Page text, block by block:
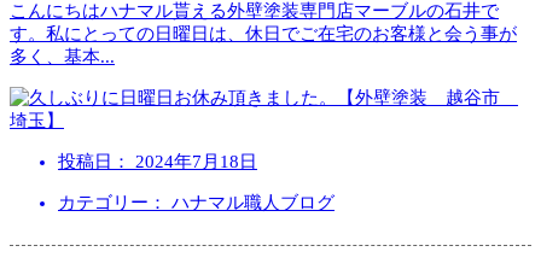
こんにちはハナマル貰える外壁塗装専門店マーブルの石井で
す。私にとっての日曜日は、休日でご在宅のお客様と会う事が
多く、基本...
投稿日： 2024年7月18日
カテゴリー： ハナマル職人ブログ